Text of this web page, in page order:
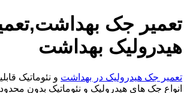
تعمیر جک
هیدرولیک بهداشت
تعمیر جک هیدرولیک در بهداشت و نئوماتیک
انواع جک های هیدرولیک و نئوماتیک بدون